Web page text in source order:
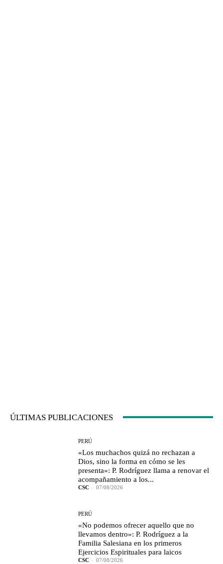
ÚLTIMAS PUBLICACIONES
PERÚ
«Los muchachos quizá no rechazan a
Dios, sino la forma en cómo se les
presenta»: P. Rodríguez llama a renovar el
acompañamiento a los...
CSC - 07/08/2026
PERÚ
«No podemos ofrecer aquello que no
llevamos dentro»: P. Rodríguez a la
Familia Salesiana en los primeros
Ejercicios Espirituales para laicos
CSC - 07/08/2026